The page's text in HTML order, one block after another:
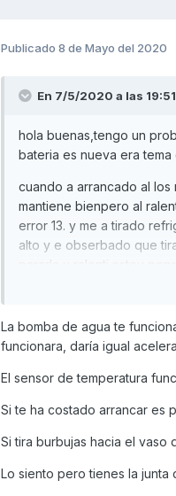
Publicado 8 de Mayo del 2020
En 7/5/2020 a las 19:51,
hola buenas,tengo un
bateria es nueva era
cuando a arrancado al
mantiene bienpero al
error 13. y me a tirado
alto y e obserbado que
la moto tiene 20000 km
SALUDOS .
La bomba de agua te
funcionara, daría igual
El sensor de temperatura
Si te ha costado arrancar es
Si tira burbujas hacia el
Lo siento pero tienes la